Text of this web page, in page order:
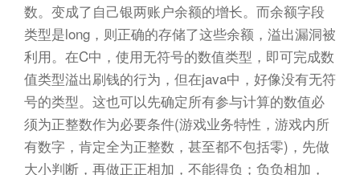
数。变成了自己银两账户余额的增长。而余额字段
类型是long，则正确的存储了这些余额，溢出漏洞被
利用。在C中，使用无符号的数值类型，即可完成数
值类型溢出刷钱的行为，但在java中，好像没有无符
号的类型。这也可以先确定所有参与计算的数值必
须为正整数作为必要条件(游戏业务特性，游戏内所
有数字，肯定全为正整数，甚至都不包括零)，先做
大小判断，再做正正相加，不能得负；负负相加，